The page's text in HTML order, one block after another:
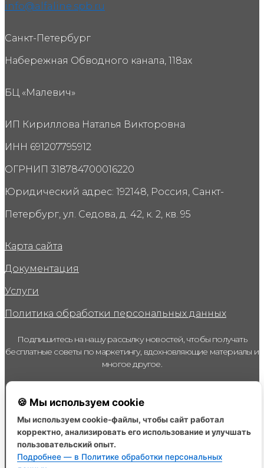
info@alfaline.spb.ru
Санкт-Петербург
Набережная Обводного канала, 118ах
БЦ «Малевич»
ИП Кириллова Наталья Викторовна
ИНН 691207795912
ОГРНИП 318784700016220
Юридический адрес: 192148, Россия, Санкт-
Петербург, ул. Седова, д. 42, к. 2, кв. 95
Карта сайта
Документация
Услуги
Политика обработки персональных данных
Подпишитесь на нашу рассылку новостей, чтобы получать
бесплатные советы по маркетингу, вдохновляющие материалы и
многое другое.
Email
Я даю согласие на получение рассылки рекламного,
информационного характера от ИП Кириллова Наталья
Викторовна (ИНН 691207795912) и уполномоченных ею на то
лиц на указанный мною электронный адрес и номер
телефона, с целью информирования об иных мероприятиях
Организации
🍪 Мы используем cookie
Мы используем cookie-файлы, чтобы сайт работал
корректно, анализировать его использование и улучшать
пользовательский опыт.
Подробнее — в Политике обработки персональных